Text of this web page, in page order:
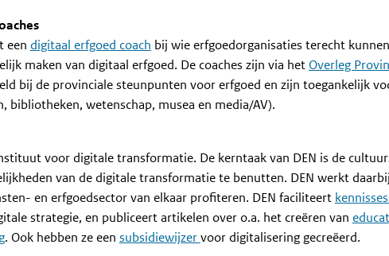
een digitaal erfgoed coach bij wie erfgoedorganisaties terecht
maken van digitaal erfgoed. De coaches zijn via het Overleg
bij de provinciale steunpunten voor erfgoed en zijn toegankelijk
bibliotheken, wetenschap, musea en media/AV).
voor digitale transformatie. De kerntaak van DEN is de
van de digitale transformatie te benutten. DEN werkt
en erfgoedsector van elkaar profiteren. DEN faciliteert
strategie, en publiceert artikelen over o.a. het creëren van
. Ook hebben ze een subsidiewijzer voor digitalisering gecreëerd.